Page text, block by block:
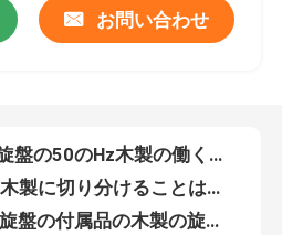
お問い合わせ
90mmの木製の旋盤の工具セットのGravedののみの木製の切り分ける工具セット
160mmの木製の旋盤のカスタマイズされたロゴ木回転機械を工具セット
平らな穿孔器の木製の旋盤の木工用のみ木回転旋盤機械を工具セット